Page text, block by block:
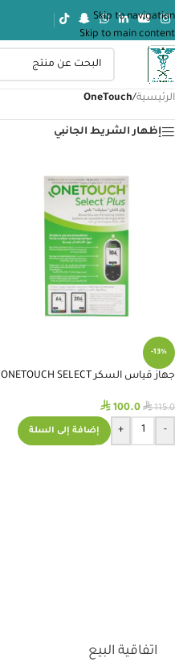
Skip to navigation
Skip to main content
الرئيسية/
OneTouch
إظهار الشريط الجانبي
-13%
جهاز قياس السكر ONETOUCH SELECT
⃁115.0
⃁ 100.0
-
+ إضافة إلى السلة
اتفاقية البيع